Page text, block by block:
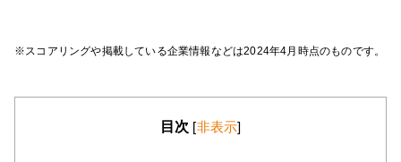
※スコアリングや掲載している企業情報などは2024年4月時点のものです。
目次 [非表示]